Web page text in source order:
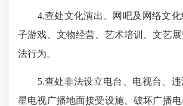
4.查处文化演出、网吧及网络文化
子游戏、文物经营、艺术培训、文艺
法行为。
5.查处非法设立电台、电视台、违
星电视广播地面接受设施、破坏广播